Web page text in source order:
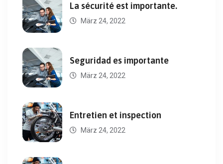
La sécurité est importante.
März 24, 2022
Seguridad es importante
März 24, 2022
Entretien et inspection
März 24, 2022